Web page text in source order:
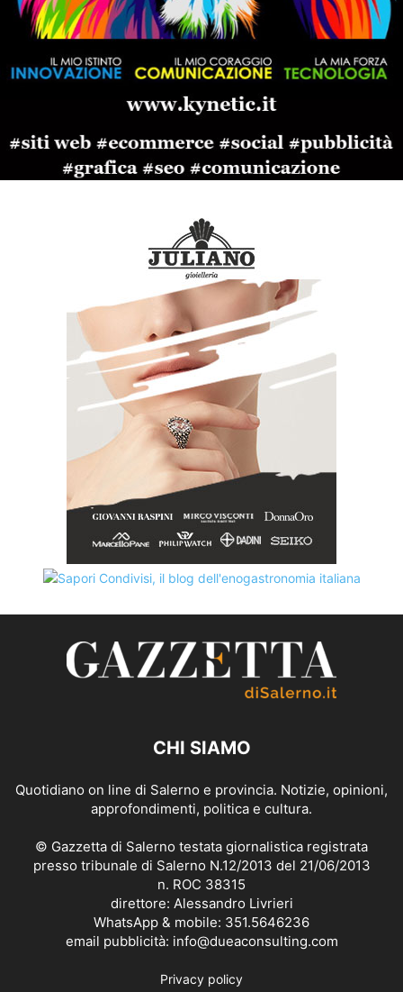
CHI SIAMO
Quotidiano on line di Salerno e provincia. Notizie, opinioni,
approfondimenti, politica e cultura.
© Gazzetta di Salerno testata giornalistica registrata
presso tribunale di Salerno N.12/2013 del 21/06/2013
n. ROC 38315
direttore: Alessandro Livrieri
WhatsApp & mobile: 351.5646236
email pubblicità: info@dueaconsulting.com
Privacy policy